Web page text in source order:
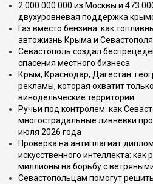
2 000 000 000 из Москвы и 473
двухуровневая поддержка
Газ вместо бензина: как
автожизнь Крыма и
Севастополь создал
спасения местного бизнеса
Крым, Краснодар, Дагестан:
рекламы, которая охватит
винодельческие территории
Ручьи под контролем: как
многострадальные ливнёвки
июля 2026 года
Проверка на антиплагиат
искусственного интеллекта: как
миллионы на борьбу с
Севастопольцам помогут